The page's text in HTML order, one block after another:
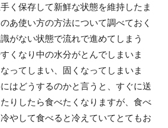
く保存して新鮮な状態を維持したま
あ使い方の方法について調べておく
がない状態で流れで進めてしまう
くなり中の水分がとんでしまいま
ってしまい、固くなってしまいま
はどうするのかと言うと、すぐに送
りしたら食べたくなりますが、食べ
やして食べると冷えていてとてもお